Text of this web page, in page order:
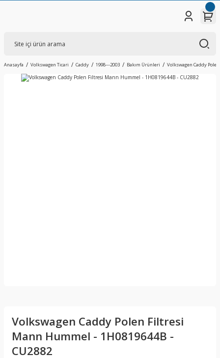
Anasayfa Volkswagen Ticari Caddy 1998---2003 Bakım Ürünleri Volkswagen Caddy
Volkswagen Caddy Polen Filtresi
Mann Hummel - 1H0819644B -
CU2882